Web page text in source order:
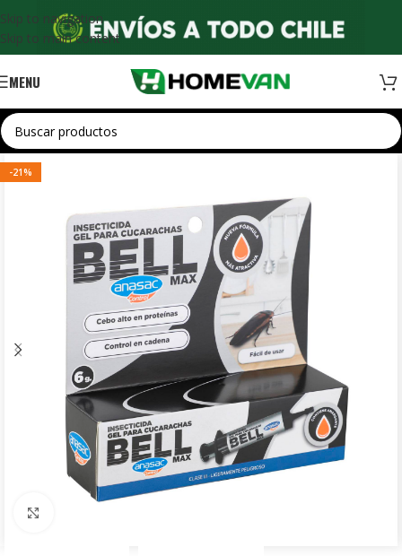
Skip to navigation
Skip to main content
MENU
-21%